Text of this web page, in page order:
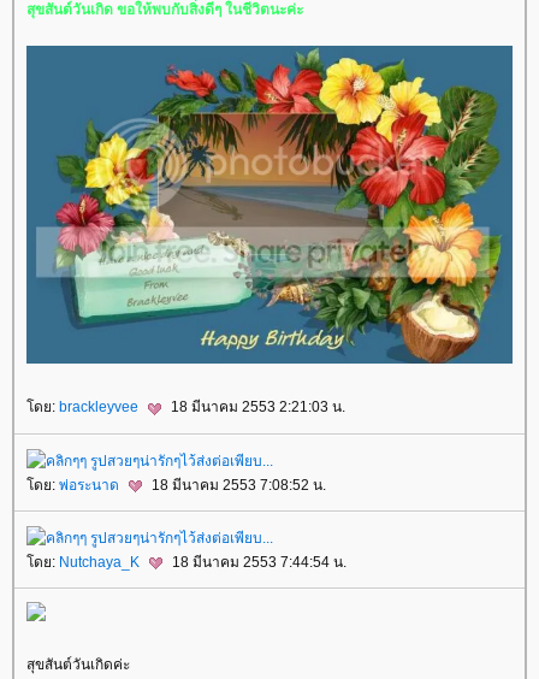
สุขสันต์วันเกิด ขอให้พบกับสิ่งดีๆ ในชีวิตนะค่ะ
ดย: brackleyvee 18 มีนาคม 2553 2:21:03 น.
ดย: พ่อระนาด 18 มีนาคม 2553 7:08:52 น.
ดย: Nutchaya_K 18 มีนาคม 2553 7:44:54 น.
สุขสันต์วันเกิดค่ะ